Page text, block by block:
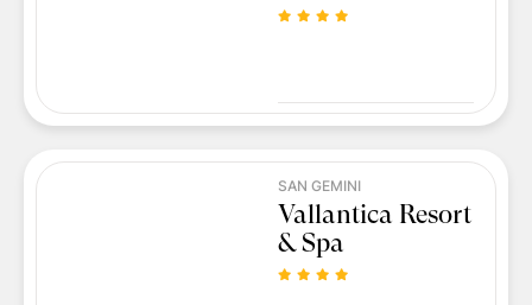
SAN GEMINI
Vallantica Resort
& Spa